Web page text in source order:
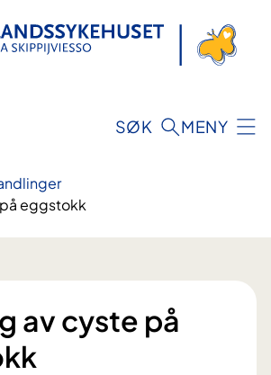
SØK MENY
eggstokk
av cyste på